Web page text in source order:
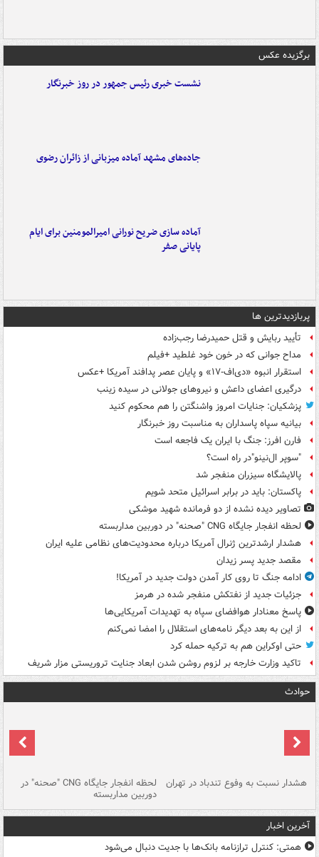
برگزیده عکس
نشست خبری رئیس جمهور در روز خبرنگار
جاده‌های مشهد آماده میزبانی از زائران رضوی
آماده سازی ضریح نورانی امیرالمومنین برای ایام
پایانی صفر
پربازدیدترین ها
تأیید ربایش و قتل حمیدرضا رجب‌زاده
مداح جوانی که در خون خود غلطید +فیلم
استقرار انبوه «دی‌اف‑۱۷» و پایان عصر پدافند آمریکا +عکس
درگیری اعضای داعش و نیروهای جولانی در سیده زینب
پزشکیان: جنایات امروز واشنگتن را هم محکوم کنید
بیانیه سپاه پاسداران به مناسبت روز خبرنگار
فارن افرز: جنگ با ایران یک فاجعه است
"سوپر ال‌نینو"در راه است؟
پالایشگاه سیزران منفجر شد
پاکستان: باید در برابر اسرائیل متحد شویم
تصاویر دیده‌ نشده از دو فرمانده شهید موشکی
لحظه انفجار جایگاه CNG "صحنه" در دوربین مداربسته
هشدار ارشدترین ژنرال آمریکا درباره محدودیت‌های نظامی علیه ایران
مقصد جدید پسر زیدان
ادامه جنگ تا روی کار آمدن دولت جدید در آمریکا!
جزئیات جدید از نفتکش منفجر شده در هرمز
پاسخ معنادار هوافضای سپاه به تهدیدات آمریکایی‌ها
از این به بعد دیگر نامه‌های استقلال را امضا نمی‌کنم
حتی اوکراین هم به ترکیه حمله کرد
تاکید وزارت خارجه بر لزوم روشن شدن ابعاد جنایت تروریستی مزار شریف
حوادث
هشدار نسبت به وفوع تندباد در تهران لحظه انفجار جایگاه CNG "صحنه" در
دوربین مداربسته
آخرین اخبار
همتی: کنترل ترازنامه بانک‌ها با جدیت دنبال می‌شود